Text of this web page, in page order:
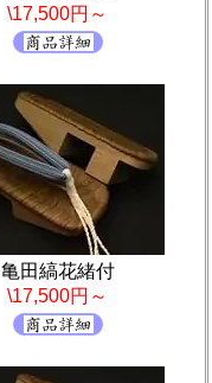
\17,500円～
亀田縞花緒付
\17,500円～